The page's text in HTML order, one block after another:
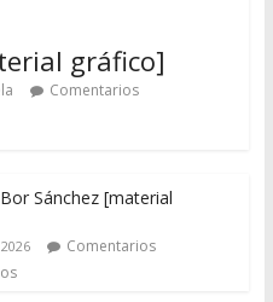
gráfico]
Comentarios
Sánchez [material
Comentarios